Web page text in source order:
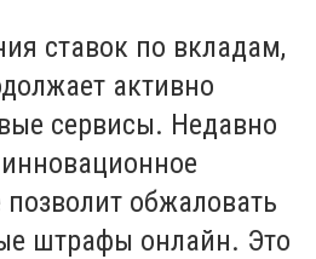
ставок по вкладам,
активно
сервисы. Недавно
обжаловать
штрафы онлайн. Это